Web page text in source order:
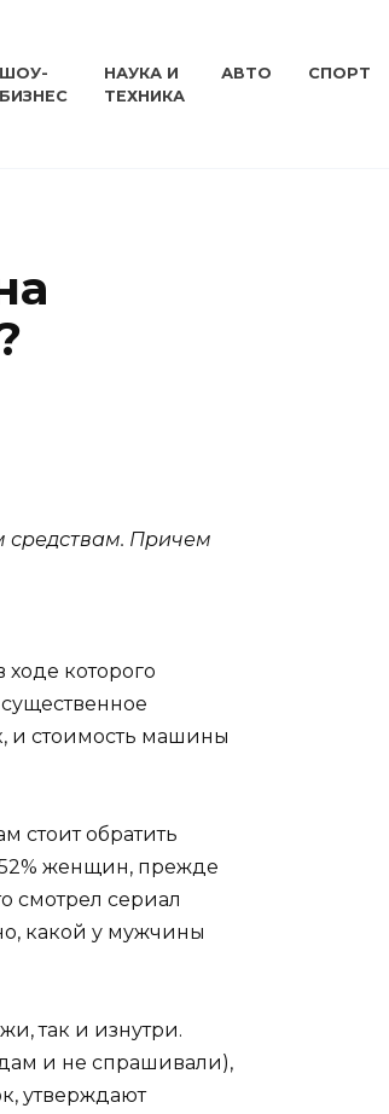
ШОУ-
БИЗНЕС
НАУКА И
ТЕХНИКА
АВТО СПОРТ
средствам. Причем
которого
и стоимость машины
стоит обратить
женщин, прежде
смотрел сериал
какой у мужчины
так и изнутри.
и не спрашивали),
утверждают